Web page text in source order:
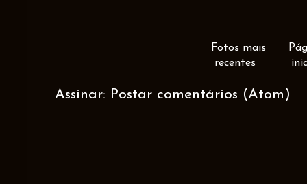
Fotos mais
recentes
Assinar: Postar comentários (Atom)